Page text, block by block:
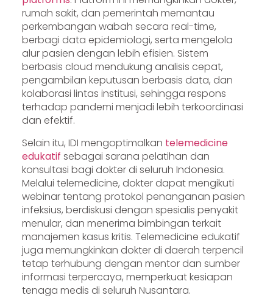
rumah sakit, dan pemerintah memantau
perkembangan wabah secara real-time,
berbagi data epidemiologi, serta mengelola
alur pasien dengan lebih efisien. Sistem
berbasis cloud mendukung analisis cepat,
pengambilan keputusan berbasis data, dan
kolaborasi lintas institusi, sehingga respons
terhadap pandemi menjadi lebih terkoordinasi
dan efektif.
Selain itu, IDI mengoptimalkan telemedicine
edukatif sebagai sarana pelatihan dan
konsultasi bagi dokter di seluruh Indonesia.
Melalui telemedicine, dokter dapat mengikuti
webinar tentang protokol penanganan pasien
infeksius, berdiskusi dengan spesialis penyakit
menular, dan menerima bimbingan terkait
manajemen kasus kritis. Telemedicine edukatif
juga memungkinkan dokter di daerah terpencil
tetap terhubung dengan mentor dan sumber
informasi terpercaya, memperkuat kesiapan
tenaga medis di seluruh Nusantara.